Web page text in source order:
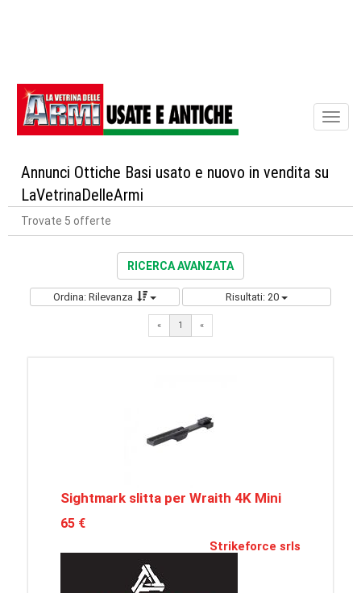
Annunci Ottiche Basi usato e nuovo in vendita su
LaVetrinaDelleArmi
Trovate 5 offerte
RICERCA AVANZATA
Ordina: Rilevanza Risultati: 20
« 1 «
Sightmark slitta per Wraith 4K Mini
65 €
Strikeforce srls